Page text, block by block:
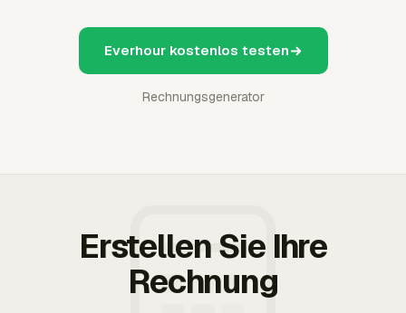
Everhour kostenlos testen
Rechnungsgenerator
Erstellen Sie Ihre
Rechnung